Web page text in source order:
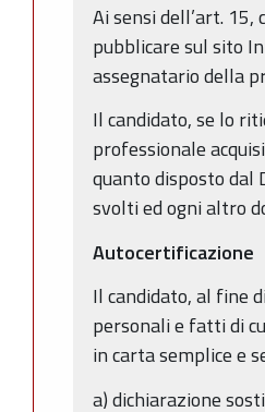
Ai sensi dell’art. 15,
pubblicare sul sito
assegnatario della
Il candidato, se lo
professionale
quanto disposto
svolti ed ogni altro
Autocertificazione
Il candidato, al fine
personali e fatti di
in carta semplice e
a) dichiarazione